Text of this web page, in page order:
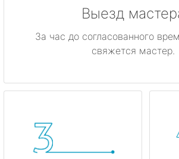
метро Калужская
метро Домодедовская
метро Крылатское
метро Лубянка
Выезд
За час до согласованного
свяжется мастер.